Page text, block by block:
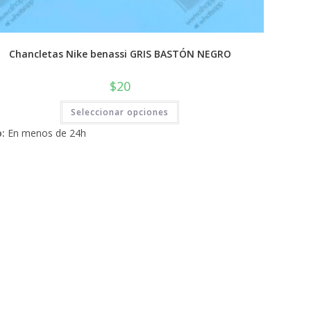
Chancletas Nike benassi GRIS BASTÓN NEGRO
$20
Seleccionar opciones
Este
tiene
En menos de 24h